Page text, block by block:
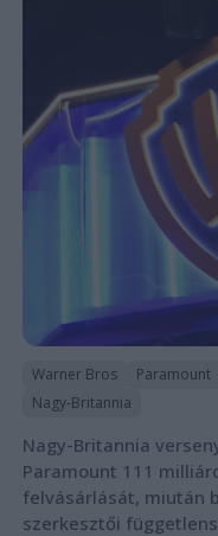
Warner Bros Paramount
Nagy-Britannia
Nagy-Britannia
Paramount 111
felvásárlását, miután
szerkesztői